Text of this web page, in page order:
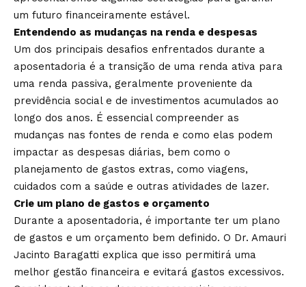
um futuro financeiramente estável.
Entendendo as mudanças na renda e despesas
Um dos principais desafios enfrentados durante a
aposentadoria é a transição de uma renda ativa para
uma renda passiva, geralmente proveniente da
previdência social e de investimentos acumulados ao
longo dos anos. É essencial compreender as
mudanças nas fontes de renda e como elas podem
impactar as despesas diárias, bem como o
planejamento de gastos extras, como viagens,
cuidados com a saúde e outras atividades de lazer.
Crie um plano de gastos e orçamento
Durante a aposentadoria, é importante ter um plano
de gastos e um orçamento bem definido. O Dr. Amauri
Jacinto Baragatti explica que isso permitirá uma
melhor gestão financeira e evitará gastos excessivos.